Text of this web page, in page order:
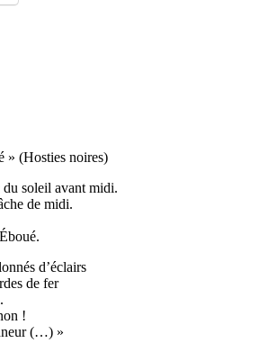
» (Hosties noires)
du soleil avant midi.
de midi.
d’éclairs
de fer
!
(…) »